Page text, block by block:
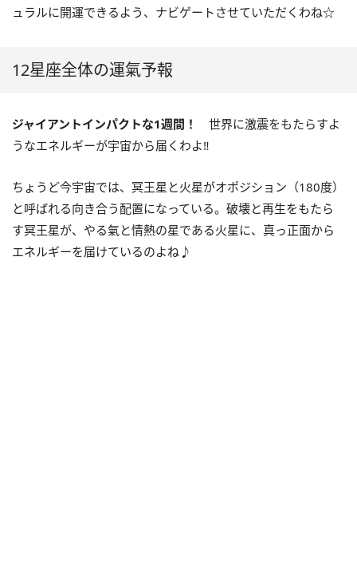
ュラルに開運できるよう、ナビゲートさせていただくわね☆
12星座全体の運氣予報
ジャイアントインパクトな1週間！
世界に激震をもたらすよ
うなエネルギーが宇宙から届くわよ‼
ちょうど今宇宙では、冥王星と火星がオポジション（180度）
と呼ばれる向き合う配置になっている。破壊と再生をもたら
す冥王星が、やる氣と情熱の星である火星に、真っ正面から
エネルギーを届けているのよね♪